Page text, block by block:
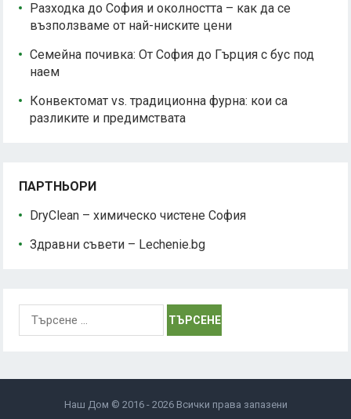
Разходка до София и околността – как да се
възползваме от най-ниските цени
Семейна почивка: От София до Гърция с бус под
наем
Конвектомат vs. традиционна фурна: кои са
разликите и предимствата
ПАРТНЬОРИ
DryClean – химическо чистене София
Здравни съвети – Lechenie.bg
Търсене
Наш Дом © 2016 - 2026 Всички права запазени